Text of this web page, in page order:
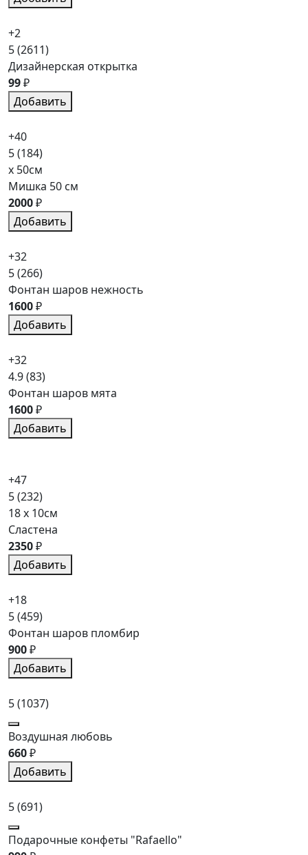
+2
5(2611)
Дизайнерская открытка
99₽
Добавить
+40
5(184)
x 50см
Мишка 50 см
2000₽
Добавить
+32
5(266)
Фонтан шаров нежность
1600₽
Добавить
+32
4.9(83)
Фонтан шаров мята
1600₽
Добавить
+47
5(232)
18 x 10см
Сластена
2350₽
Добавить
+18
5(459)
Фонтан шаров пломбир
900₽
Добавить
5(1037)
Воздушная любовь
660₽
Добавить
5(691)
Подарочные конфеты "Rafaello"